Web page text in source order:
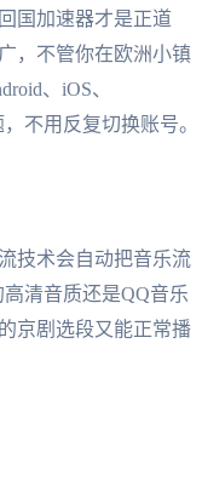
国加速器才是正道
，不管你在欧洲小镇
、iOS、
不用反复切换账号。
技术会自动把音乐流
清音质还是QQ音乐
京剧选段又能正常播